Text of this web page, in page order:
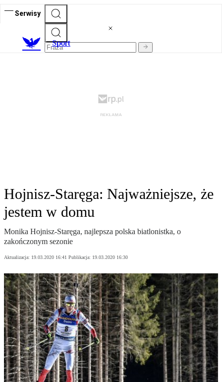
Serwisy
Sport
Hojnisz-Staręga: Najważniejsze, że
jestem w domu
Monika Hojnisz-Staręga, najlepsza polska biatlonistka, o
zakończonym sezonie
Aktualizacja: 19.03.2020 16:41 Publikacja: 19.03.2020 16:30